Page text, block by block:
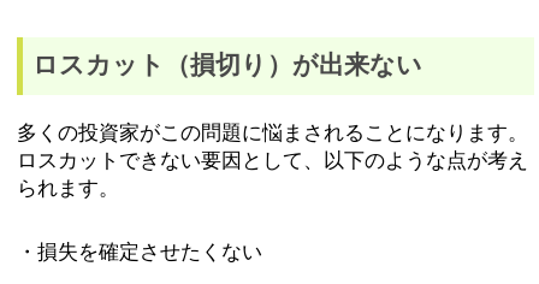
ロスカット（損切り）が出来ない
多くの投資家がこの問題に悩まされることになります。
ロスカットできない要因として、以下のような点が考え
られます。
・損失を確定させたくない